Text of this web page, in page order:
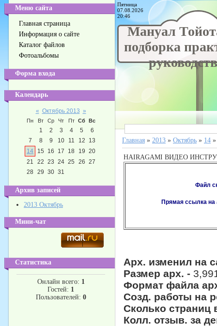
Меню сайта
Главная страница
Информация о сайте
Каталог файлов
Фотоальбомы
Форма входа
Календарь
« Октябрь 2013 »
Пн Вт Ср Чт Пт Сб Вс
1 2 3 4 5
6
7
8 9 10 11 12
13
14
15 16 17 18 19 20
21
22 23 24 25 26 27
28 29 30 31
Архив записей
2013 Октябрь
Мини-чат
Статистика
Онлайн всего: 1
Гостей: 1
Пользователей: 0
Пятница
07.08.2026
20:46
Мануал
подборка
Главная » 2013 » Октябрь » 14
HAIRAGAMI ВИДЕО
Файл
Прямая ссылка на
Арх. изменил на
Размер арх. -
Формат файла
Созд. работы на
Сколько страниц
Колл. отзыв. за